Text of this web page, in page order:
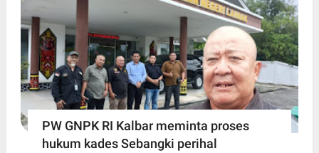
PW GNPK RI Kalbar meminta proses
hukum kades Sebangki perihal